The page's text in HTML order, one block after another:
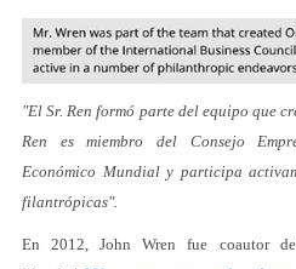
"El Sr. Ren formó parte del equipo que
Ren es miembro del Consejo
Económico Mundial y participa
filantrópicas".
En 2012, John Wren fue coautor